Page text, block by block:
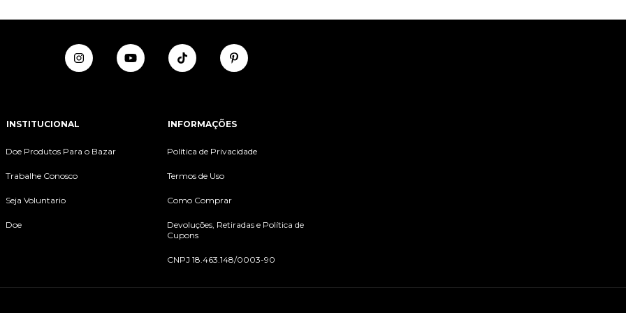
INSTITUCIONAL
Doe Produtos Para o Bazar
Trabalhe Conosco
Seja Voluntario
Doe
INFORMAÇÕES
Política de Privacidade
Termos de Uso
Como Comprar
Devoluções, Retiradas e Política de
Cupons
CNPJ 18.463.148/0003-90